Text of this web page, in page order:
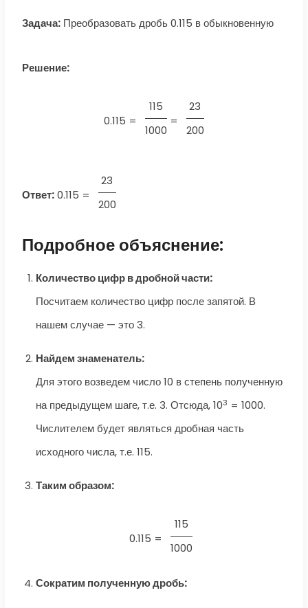
Задача:Преобразовать дробь 0.115 в обыкновенную
Решение:
0.115 =
115
1000
=
23
200
Ответ: 0.115 =
23
200
Подробное объяснение:
Количество цифр в дробной части:
Посчитаем количество цифр после запятой. В
нашем случае — это 3.
Найдем знаменатель:
Для этого возведем число 10 в степень полученную
на предыдущем шаге, т.е. 3. Отсюда, 103 = 1000.
Числителем будет являться дробная часть
исходного числа, т.е. 115.
Таким образом:
0.115 =
115
1000
Сократим полученную дробь: